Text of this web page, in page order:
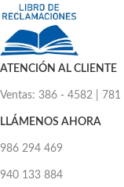
ATENCIÓN AL CLIENTE
Ventas: 386 - 4582 |
LLÁMENOS AHORA
986 294 469
940 133 884